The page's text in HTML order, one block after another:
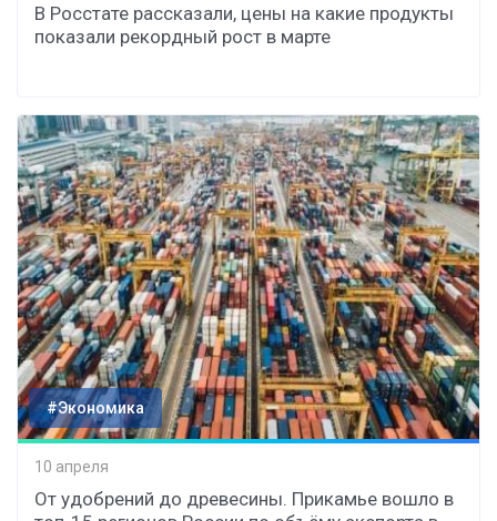
В Росстате рассказали, цены на какие продукты
показали рекордный рост в марте
#Экономика
10 апреля
От удобрений до древесины. Прикамье вошло в